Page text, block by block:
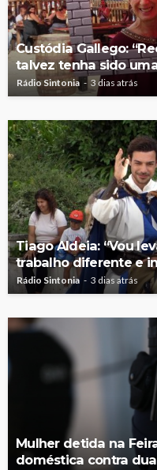
Custódia Gallego:
talvez tenha sido
Rádio Sintonia 3 dias atrás
Tiago Aldeia: “Vou
trabalho diferente e
Rádio Sintonia 3 dias atrás
Mulher detida na
doméstica contra